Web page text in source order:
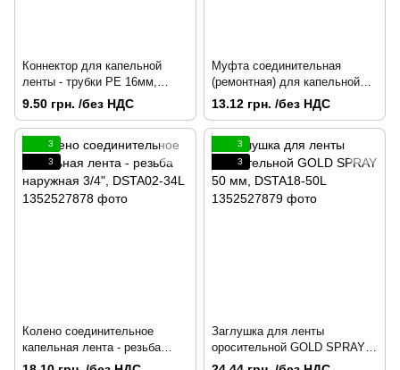
Коннектор для капельной
ленты - трубки PE 16мм,
DSTA08-16L
9.50 грн. /без НДС
Муфта соединительная
(ремонтная) для капельной
ленты, DSTA01-00L
13.12 грн. /без НДС
3
3
Колено соединительное
капельная лента - резьба
наружная 3/4", DSTA02-34L
3
3
Заглушка для ленты
оросительной GOLD SPRAY
50 мм, DSTA18-50L